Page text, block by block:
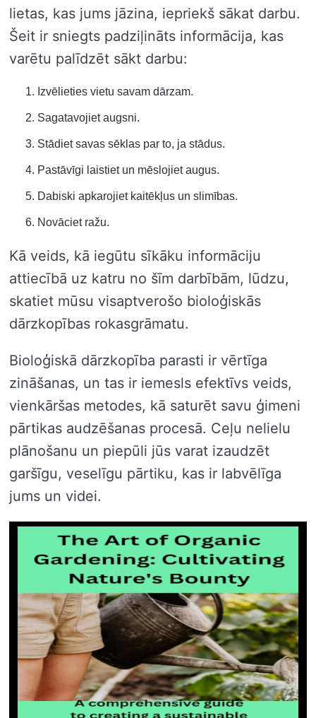
lietas, kas jums jāzina, iepriekš sākat darbu.
Šeit ir sniegts padziļināts informācija, kas
varētu palīdzēt sākt darbu:
Izvēlieties vietu savam dārzam.
Sagatavojiet augsni.
Stādiet savas sēklas par to, ja stādus.
Pastāvīgi laistiet un mēslojiet augus.
Dabiski apkarojiet kaitēkļus un slimības.
Novāciet ražu.
Kā veids, kā iegūtu sīkāku informāciju
attiecībā uz katru no šīm darbībām, lūdzu,
skatiet mūsu visaptverošo bioloģiskās
dārzkopības rokasgrāmatu.
Bioloģiskā dārzkopība parasti ir vērtīga
zināšanas, un tas ir iemesls efektīvs veids,
vienkāršas metodes, kā saturēt savu ģimeni
pārtikas audzēšanas procesā. Ceļu nelielu
plānošanu un piepūli jūs varat izaudzēt
garšīgu, veselīgu pārtiku, kas ir labvēlīga
jums un videi.